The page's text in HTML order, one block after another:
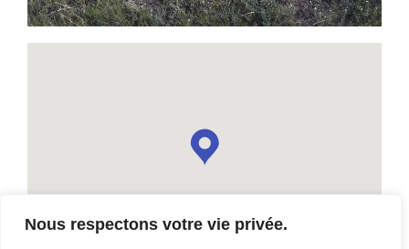
Nous respectons votre vie privée.